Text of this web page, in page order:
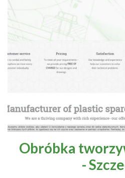
Obróbka
-